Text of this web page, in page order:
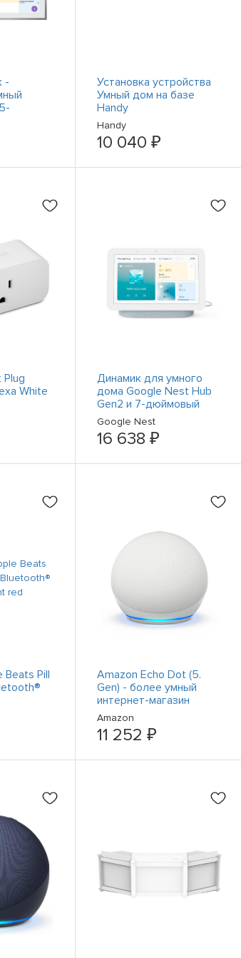
-
Установка устройства
Умный дом на базе
Handy
Handy
10 040 ₽
Plug
White
Динамик для умного
дома Google Nest Hub
Gen2 и 7-дюймовый
дисплей с ассистентом
в тумане
Google Nest
16 638 ₽
Beats Pill
Amazon Echo Dot (5.
Gen) - более умный
интернет-магазин
#37568546
Amazon
11 252 ₽